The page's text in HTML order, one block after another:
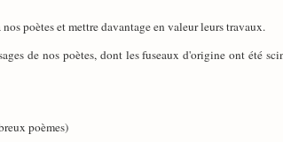
poètes et mettre davantage en valeur leurs travaux.
de nos poètes, dont les fuseaux d'origine ont été
poèmes)